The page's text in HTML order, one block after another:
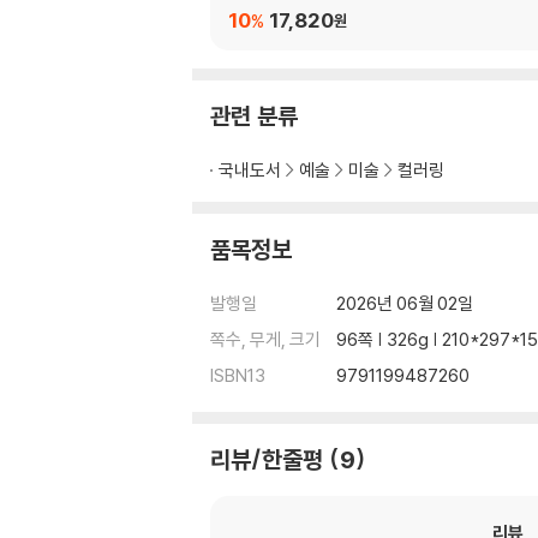
17,820원
10%
관련 분류
국내도서 예술 미술 컬러링
품목정보
발행일
2026년 06월 02일
쪽수, 무게, 크기
96쪽 | 326g |
ISBN13
9791199487260
리뷰/한줄평 9
리뷰